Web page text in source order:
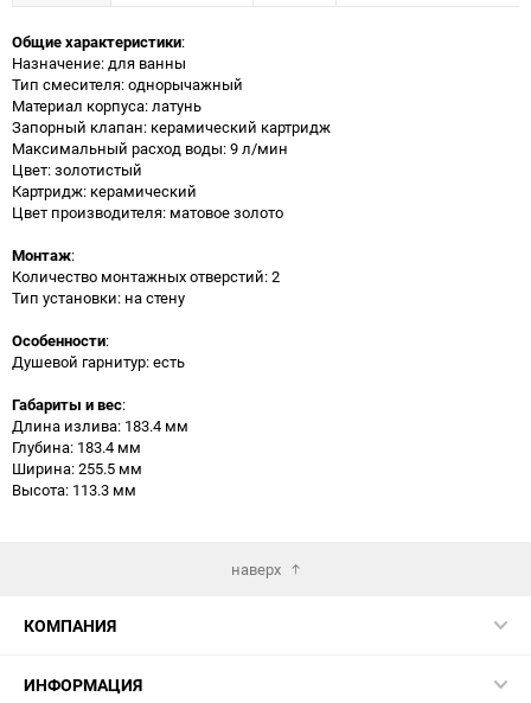
Общие характеристики:
Назначение: для ванны
Тип смесителя: однорычажный
Материал корпуса: латунь
Запорный клапан: керамический картридж
Максимальный расход воды: 9 л/мин
Цвет: золотистый
Картридж: керамический
Цвет производителя: матовое золото
Монтаж:
Количество монтажных отверстий: 2
Тип установки: на стену
Особенности:
Душевой гарнитур: есть
Габариты и вес:
Длина излива: 183.4 мм
Глубина: 183.4 мм
Ширина: 255.5 мм
Высота: 113.3 мм
наверх
КОМПАНИЯ
ИНФОРМАЦИЯ